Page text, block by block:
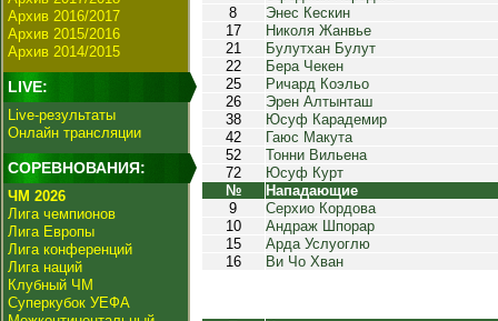
Архив 2016/2017
Архив 2015/2016
Архив 2014/2015
LIVE:
Live-результаты
Онлайн трансляции
СОРЕВНОВАНИЯ:
ЧМ 2026
Лига чемпионов
Лига Европы
Лига конференций
Лига наций
Клубный ЧМ
Суперкубок УЕФА
8
Энес Кескин
17
Николя Жанвье
21
Булутхан Булут
22
Бера Чекен
25
Ричард Коэльо
26
Эрен Алтынташ
38
Юсуф Карадемир
42
Гаюс Макута
52
Тонни Вильена
72
Юсуф Курт
№
Нападающие
9
Серхио Кордова
10
Андраж Шпорар
15
Арда Услуоглю
16
Ви Чо Хван